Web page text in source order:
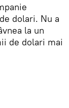
dolari. Nu a
la un
de dolari mai